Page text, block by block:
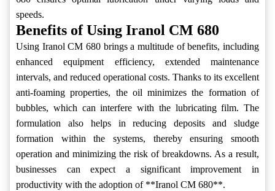
speeds.
Benefits of Using Iranol CM 680
Using Iranol CM 680 brings a multitude of benefits, including
enhanced equipment efficiency, extended maintenance
intervals, and reduced operational costs. Thanks to its excellent
anti-foaming properties, the oil minimizes the formation of
bubbles, which can interfere with the lubricating film. The
formulation also helps in reducing deposits and sludge
formation within the systems, thereby ensuring smooth
operation and minimizing the risk of breakdowns. As a result,
businesses can expect a significant improvement in
productivity with the adoption of **Iranol CM 680**.